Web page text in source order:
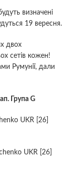
визначені
19 вересня.
двох
сетів кожен!
Румунії, дали
Група G
UKR [26]
UKR [26]